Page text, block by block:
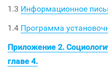
1.3 Информационное
1.4 Программа
Приложение 2.
главе 4.